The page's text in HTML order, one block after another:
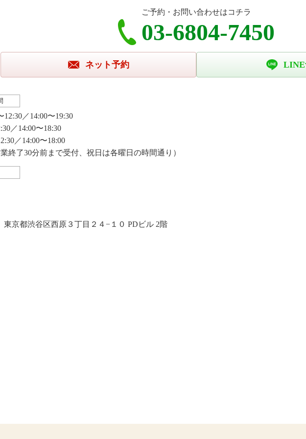
ご予約・お問い合わせはコチラ
03-6804-7450
ネット予約 LINE
12:30／14:00〜19:30
／14:00〜18:30
／14:00〜18:00
業終了30分前まで受付、祝日は各曜日の時間通り）
東京都渋谷区西原３丁目２４−１０ PDビル 2階